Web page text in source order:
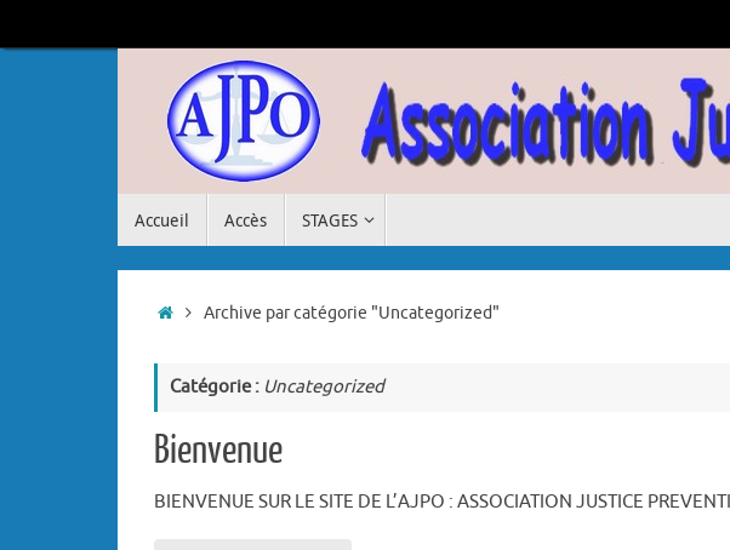
au
Accueil Accès STAGES
Accueil
Archive par catégorie "Uncategorized"
Catégorie : Uncategorized
Bienvenue
BIENVENUE SUR LE SITE DE L’AJPO : ASSOCIATION JUSTICE